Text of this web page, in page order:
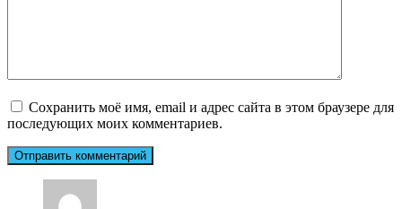
Сохранить моё имя, email и адрес сайта в этом браузере для
последующих моих комментариев.